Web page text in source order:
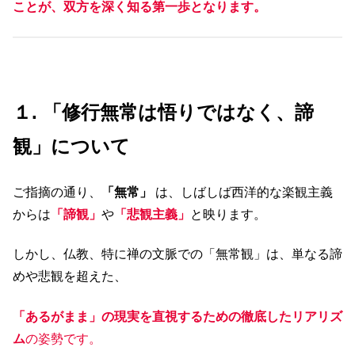
ことが、双方を深く知る第一歩となります。
１. 「修行無常は悟りではなく、諦
観」について
ご指摘の通り、 「無常」
は、しばしば西洋的な楽観主義
からは 「諦観」 や 「悲観主義」 と映ります。
しかし、仏教、特に禅の文脈での「無常観」は、単なる諦
めや悲観を超えた、
「あるがまま」の現実を直視するための徹底したリアリズ
ムの姿勢です。